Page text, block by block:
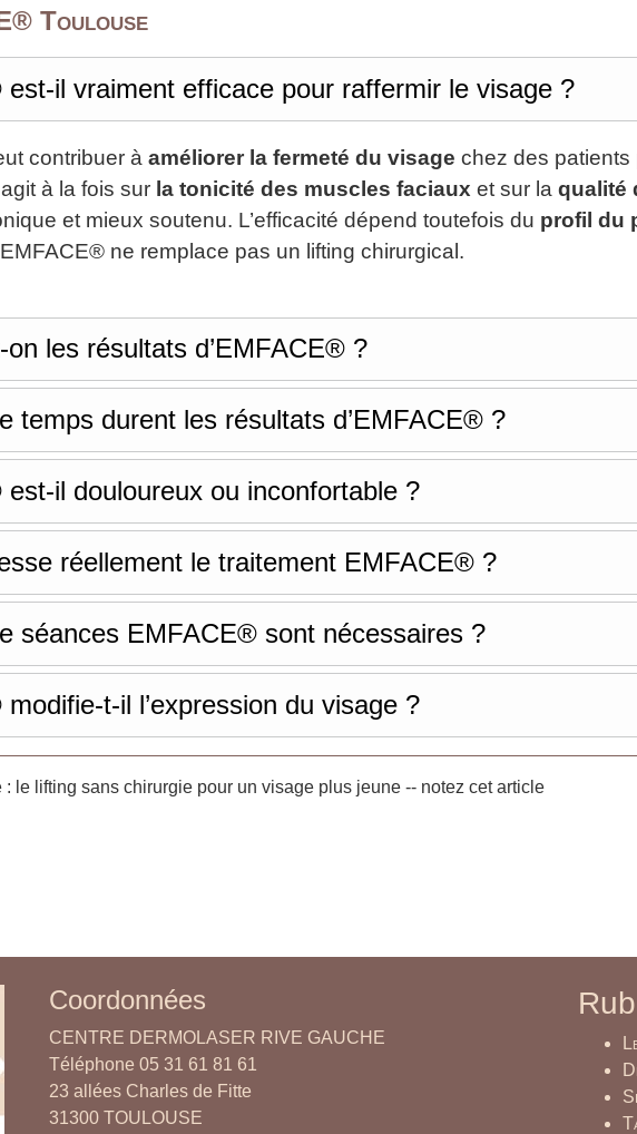
Toulouse
il vraiment efficace pour raffermir le visage ?
contribuer à améliorer la fermeté du visage chez des patients
à la fois sur la tonicité des muscles faciaux et sur la qualité
et mieux soutenu. L’efficacité dépend toutefois du profil du
ne remplace pas un lifting chirurgical.
on les résultats d’EMFACE® ?
temps durent les résultats d’EMFACE® ?
il douloureux ou inconfortable ?
réellement le traitement EMFACE® ?
séances EMFACE® sont nécessaires ?
t-il l’expression du visage ?
le lifting sans chirurgie pour un visage plus jeune -- notez cet article
Coordonnées
CENTRE DERMOLASER RIVE GAUCHE
Téléphone 05 31 61 81 61
23 allées Charles de Fitte
31300 TOULOUSE